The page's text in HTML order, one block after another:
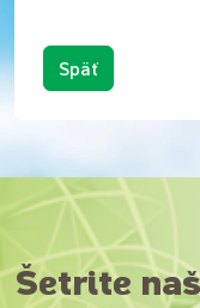
Späť
Šetrite